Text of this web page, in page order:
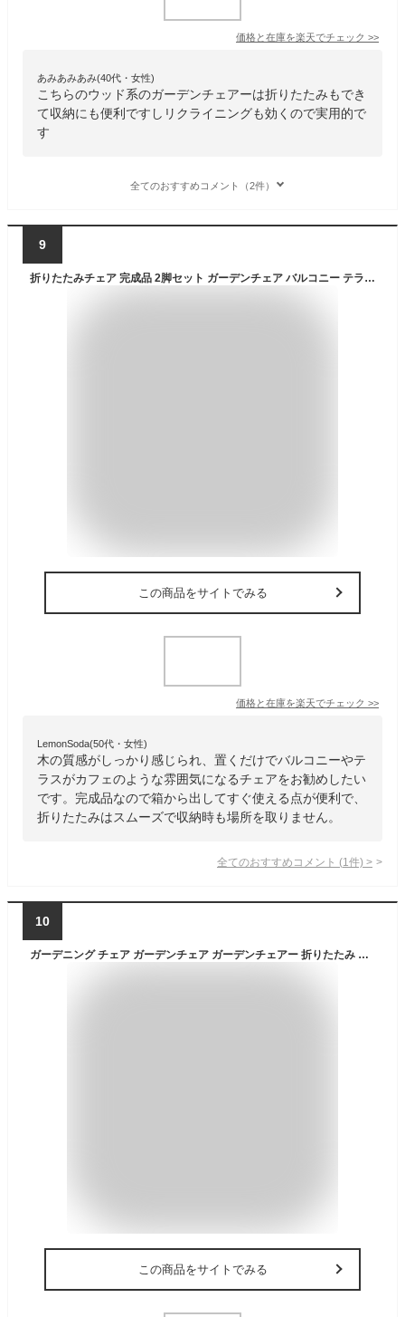
価格と在庫を楽天でチェック >>
あみあみあみ(40代・女性)
こちらのウッド系のガーデンチェアーは折りたたみもでき
て収納にも便利ですしリクライニングも効くので実用的で
す
全てのおすすめコメント（2件）
9
折りたたみチェア 完成品 2脚セット ガーデンチェア バルコニー テラス イス 椅子 チェア 木製 ガーデンファニチャー おしゃれ カフェ 0425
この商品をサイトでみる
価格と在庫を楽天でチェック >>
LemonSoda(50代・女性)
木の質感がしっかり感じられ、置くだけでバルコニーやテ
ラスがカフェのような雰囲気になるチェアをお勧めしたい
です。完成品なので箱から出してすぐ使える点が便利で、
折りたたみはスムーズで収納時も場所を取りません。
全てのおすすめコメント (1 件) >
10
ガーデニング チェア ガーデンチェア ガーデンチェアー 折りたたみ 折畳み ガーデンファニチャー テラス バルコニー ベランダ キャンプ 庭 ガーデニングチェア 木製 ウッドデッキ おしゃれ
この商品をサイトでみる